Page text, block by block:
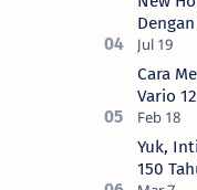
Cara
Vario
Yuk,
150